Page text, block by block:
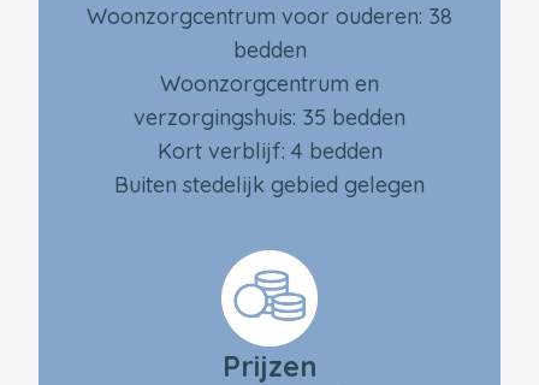
Woonzorgcentrum voor ouderen: 38
bedden
Woonzorgcentrum en
verzorgingshuis: 35 bedden
Kort verblijf: 4 bedden
Buiten stedelijk gebied gelegen
Prijzen